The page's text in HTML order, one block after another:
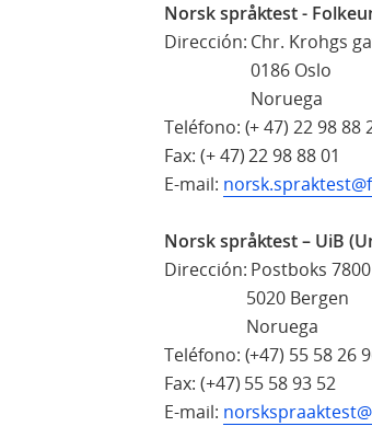
Norsk språktest -
Dirección: Chr. Krohgs
0186 Oslo
Noruega
Teléfono: (+ 47) 22 98 88
Fax: (+ 47) 22 98 88 01
E-mail:
Norsk språktest – UiB
Dirección: Postboks 7800
5020 Bergen
Noruega
Teléfono: (+47) 55 58 26
Fax: (+47) 55 58 93 52
E-mail: